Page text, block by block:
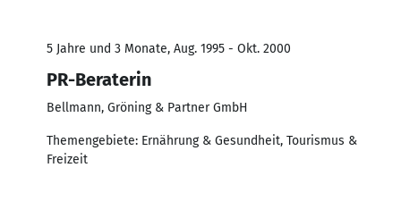
5 Jahre und 3 Monate, Aug. 1995 - Okt. 2000
PR-Beraterin
Bellmann, Gröning & Partner GmbH
Themengebiete: Ernährung & Gesundheit, Tourismus &
Freizeit